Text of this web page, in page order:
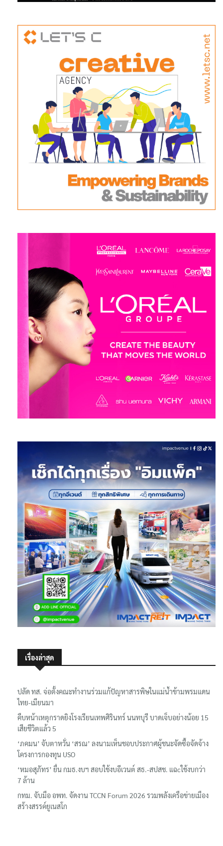
เรื่องล่าสุด
ปลัด ทส. จ่อตั้งคณะทำงานร่วมแก้ปัญหาสารพิษในแม่น้ำข้ามพรมแดน
ไทย-เมียนมา
คืบหน้าเหตุกราดยิงโรงเรียนเทพศิรินทร์ นนทบุรี บาดเจ็บอย่างน้อย 15
เสียชีวิตแล้ว 5
‘ภคมน’ จับตาหวั่น ‘สรณ’ ลงนามเห็นชอบประกาศผู้ชนะจัดซื้อจัดจ้าง
โครงการกองทุน USO
‘หมอสุภัทร’ ยื่น กมธ.งบฯ สอบใช้งบอีเวนต์ สธ.-สปสช. แฉcใช้งบกว่า
7 ล้าน
กทม. จับมือ อพท. จัดงาน TCCN Forum 2026 รวมพลังเครือข่ายเมือง
สร้างสรรค์ยูเนสโก